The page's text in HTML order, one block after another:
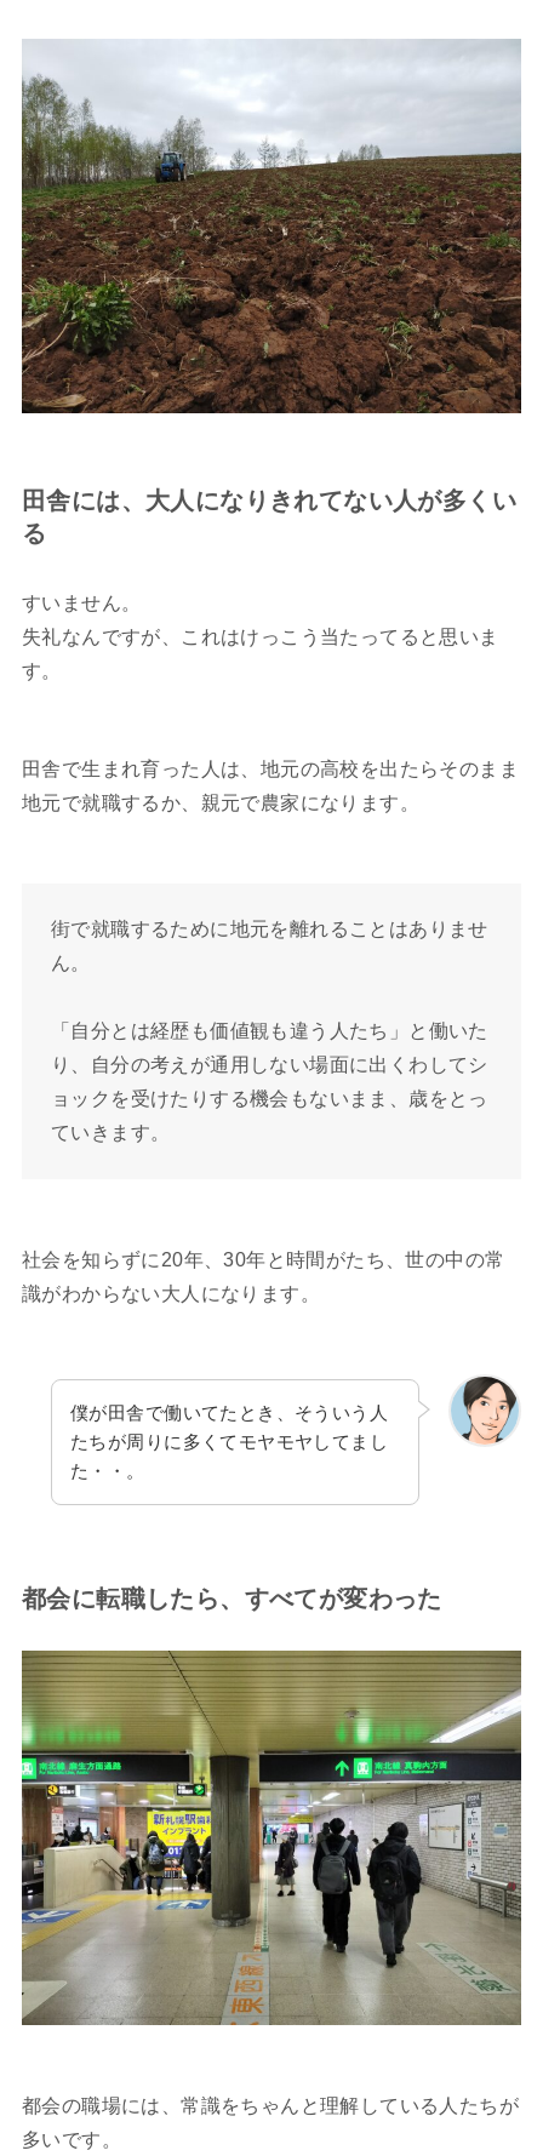
田舎には、大人になりきれてない人が多くい
る
すいません。
失礼なんですが、これはけっこう当たってると思いま
す。
田舎で生まれ育った人は、地元の高校を出たらそのまま
地元で就職するか、親元で農家になります。
街で就職するために地元を離れることはありませ
ん。
「自分とは経歴も価値観も違う人たち」と働いた
り、自分の考えが通用しない場面に出くわしてシ
ョックを受けたりする機会もないまま、歳をとっ
ていきます。
社会を知らずに20年、30年と時間がたち、世の中の常
識がわからない大人になります。
僕が田舎で働いてたとき、そういう人
たちが周りに多くてモヤモヤしてまし
た・・。
都会に転職したら、すべてが変わった
都会の職場には、常識をちゃんと理解している人たちが
多いです。